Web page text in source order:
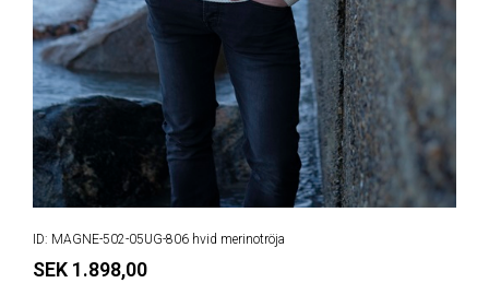
ID: MAGNE-502-05UG-806 hvid merinotröja
SEK 1.898,00